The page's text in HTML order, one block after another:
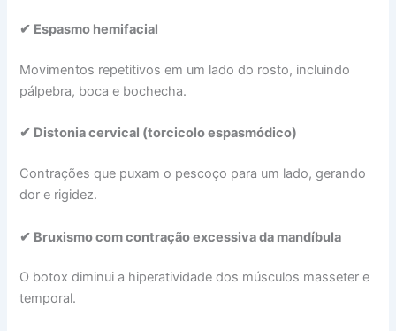
✔ Espasmo hemifacial
Movimentos repetitivos em um lado do rosto, incluindo
pálpebra, boca e bochecha.
✔ Distonia cervical (torcicolo espasmódico)
Contrações que puxam o pescoço para um lado, gerando
dor e rigidez.
✔ Bruxismo com contração excessiva da mandíbula
O botox diminui a hiperatividade dos músculos masseter e
temporal.